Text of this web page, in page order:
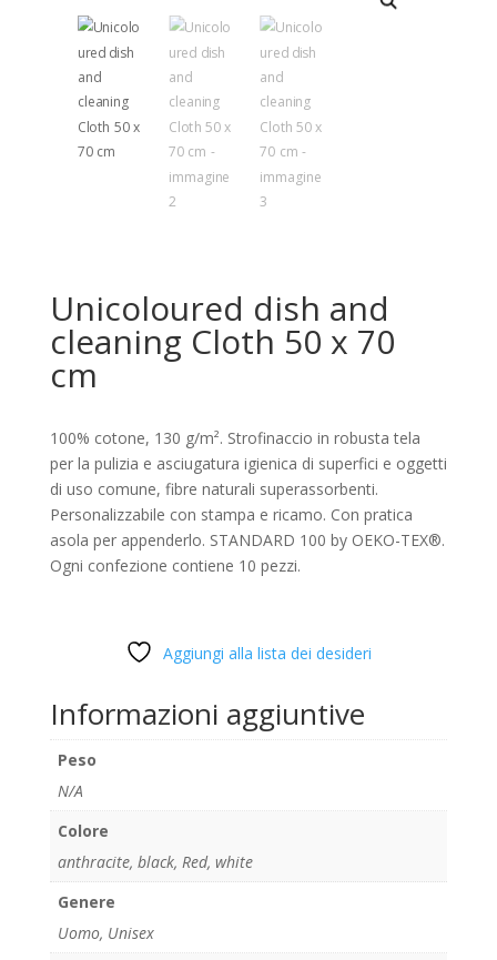
Unicoloured dish and
cleaning Cloth 50 x 70
cm
100% cotone, 130 g/m². Strofinaccio in robusta tela
per la pulizia e asciugatura igienica di superfici e oggetti
di uso comune, fibre naturali superassorbenti.
Personalizzabile con stampa e ricamo. Con pratica
asola per appenderlo. STANDARD 100 by OEKO-TEX®.
Ogni confezione contiene 10 pezzi.
Aggiungi alla lista dei desideri
Informazioni aggiuntive
Peso
N/A
Colore
anthracite, black, Red, white
Genere
Uomo, Unisex